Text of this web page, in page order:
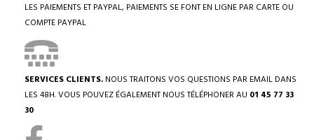
LES PAIEMENTS ET PAYPAL, PAIEMENTS SE FONT EN LIGNE PAR CARTE OU
COMPTE PAYPAL
SERVICES CLIENTS. NOUS TRAITONS VOS QUESTIONS PAR EMAIL DANS
LES 48H. VOUS POUVEZ ÉGALEMENT NOUS TÉLÉPHONER AU 01 45 77 33
30